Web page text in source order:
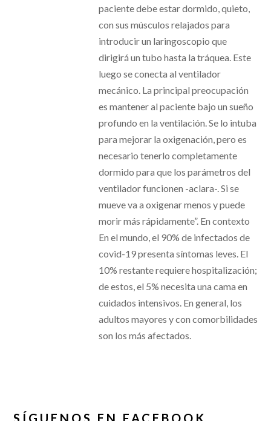
paciente debe estar dormido, quieto,
con sus músculos relajados para
introducir un laringoscopio que
dirigirá un tubo hasta la tráquea. Este
luego se conecta al ventilador
mecánico. La principal preocupación
es mantener al paciente bajo un sueño
profundo en la ventilación. Se lo intuba
para mejorar la oxigenación, pero es
necesario tenerlo completamente
dormido para que los parámetros del
ventilador funcionen -aclara-. Si se
mueve va a oxigenar menos y puede
morir más rápidamente”. En contexto​
En el mundo, el 90% de infectados de
covid-19 presenta síntomas leves. El
10% restante requiere hospitalización;
de estos, el 5% necesita una cama en
cuidados intensivos. En general, los
adultos mayores y con comorbilidades
son los más afectados.
SÍGUENOS EN FACEBOOK